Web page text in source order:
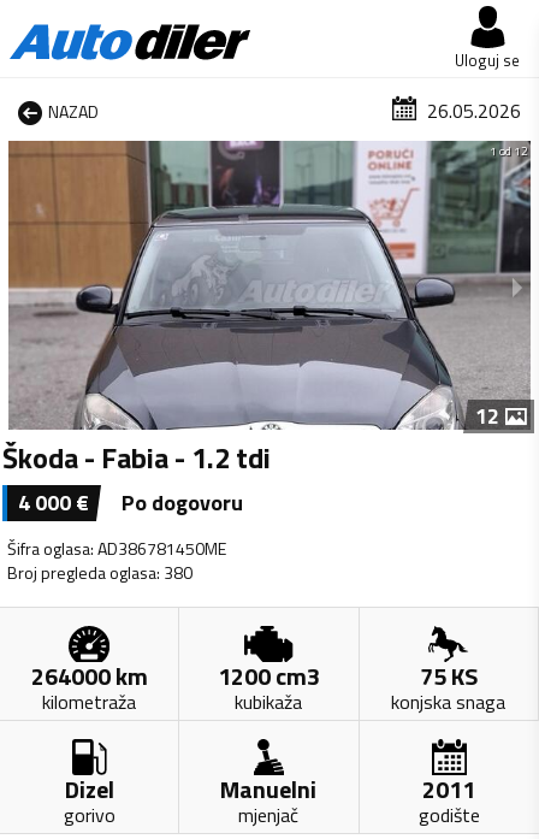
Uloguj se
NAZAD 26.05.2026
1 od 12
12
Škoda - Fabia - 1.2 tdi
4 000€ Po dogovoru
Šifra oglasa:AD386781450ME
Broj pregleda oglasa: 380
264000km
kilometraža
1200cm3
kubikaža
75KS
konjska snaga
Dizel
gorivo
Manuelni
mjenjač
2011
godište